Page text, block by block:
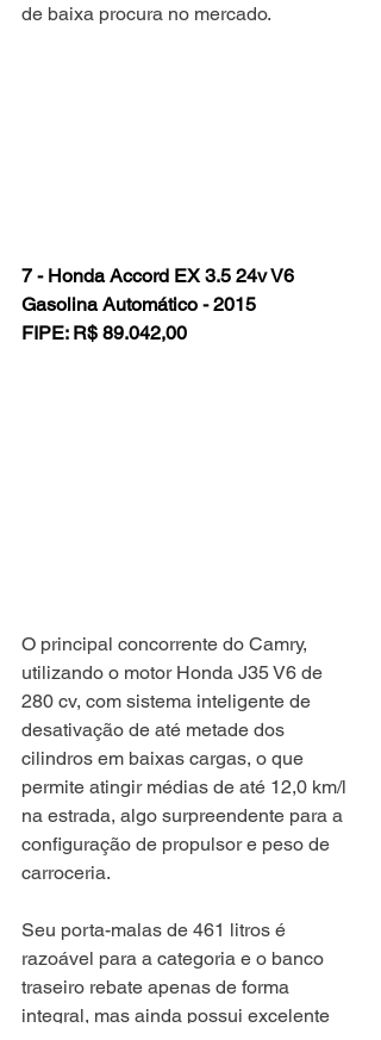
de baixa procura no mercado.
7 - Honda Accord EX 3.5 24v V6
Gasolina Automático - 2015
FIPE: R$ 89.042,00
O principal concorrente do Camry,
utilizando o motor Honda J35 V6 de
280 cv, com sistema inteligente de
desativação de até metade dos
cilindros em baixas cargas, o que
permite atingir médias de até 12,0 km/l
na estrada, algo surpreendente para a
configuração de propulsor e peso de
carroceria.
Seu porta-malas de 461 litros é
razoável para a categoria e o banco
traseiro rebate apenas de forma
integral, mas ainda possui excelente